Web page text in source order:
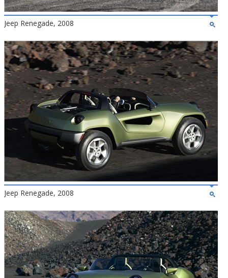
Jeep Renegade, 2008
Jeep Renegade, 2008